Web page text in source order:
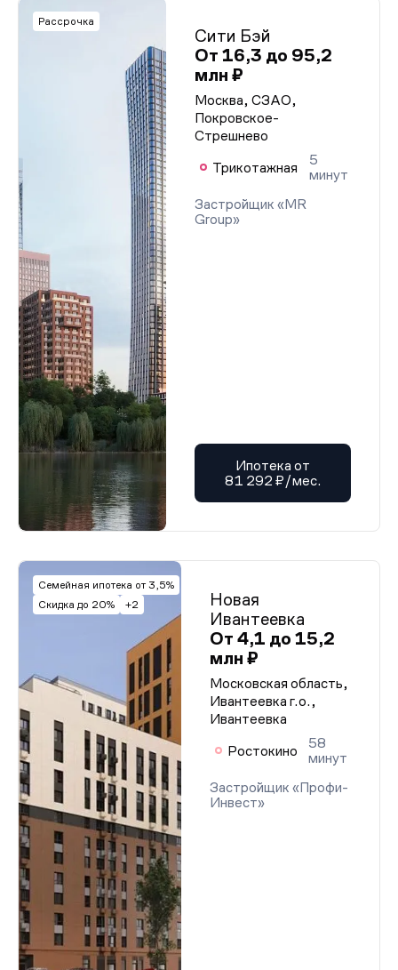
Рассрочка
Сити Бэй
От 16,3 до 95,2
млн ₽
Москва, СЗАО,
Покровское-
Стрешнево
Трикотажная
5
минут
Застройщик «MR
Group»
Ипотека от
81 292 ₽/мес.
Семейная ипотека от 3,5%
Скидка до 20%
+2
Новая
Ивантеевка
От 4,1 до 15,2
млн ₽
Московская область,
Ивантеевка г.о.,
Ивантеевка
Ростокино
58
минут
Застройщик «Профи-
Инвест»